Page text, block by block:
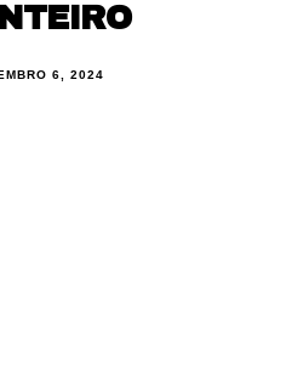
6, 2024